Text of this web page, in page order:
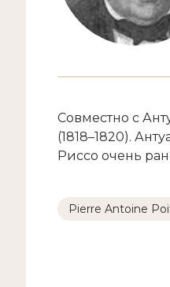
Совместно с
(1818–1820).
Риссо очень
Pierre Antoine